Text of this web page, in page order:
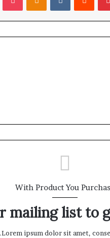
With Product You
mailing list to
Lorem ipsum dolor sit amet,